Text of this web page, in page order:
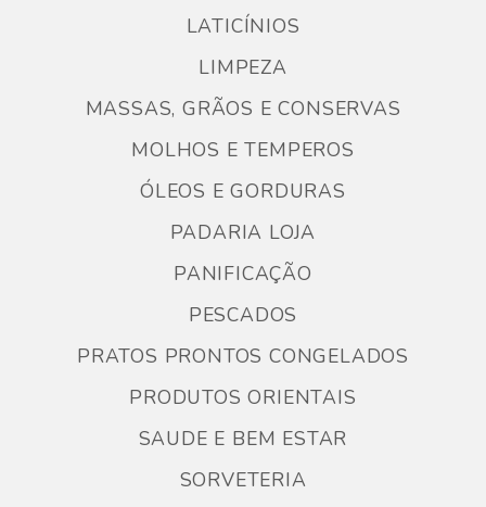
LATICÍNIOS
LIMPEZA
MASSAS, GRÃOS E CONSERVAS
MOLHOS E TEMPEROS
ÓLEOS E GORDURAS
PADARIA LOJA
PANIFICAÇÃO
PESCADOS
PRATOS PRONTOS CONGELADOS
PRODUTOS ORIENTAIS
SAUDE E BEM ESTAR
SORVETERIA